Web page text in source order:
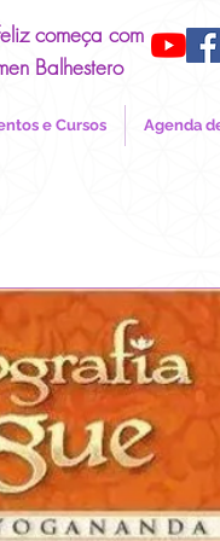
começa com
Balhestero
e Cursos Agenda